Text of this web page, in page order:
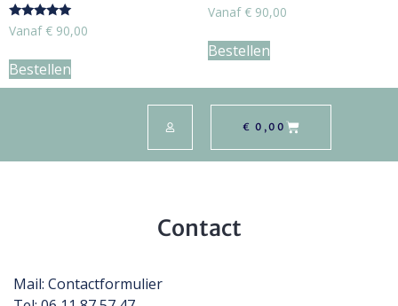
Gewaardeerd
5.00
Vanaf € 90,00
Bestellen
Vanaf € 90,00
Bestellen
€ 0,00
Contact
Mail: Contactformulier